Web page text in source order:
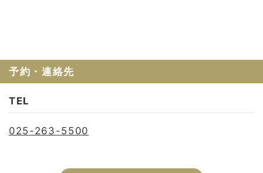
予約・連絡先
TEL
025-263-5500